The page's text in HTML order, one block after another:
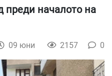
преди началото на
09 юни 2157 0